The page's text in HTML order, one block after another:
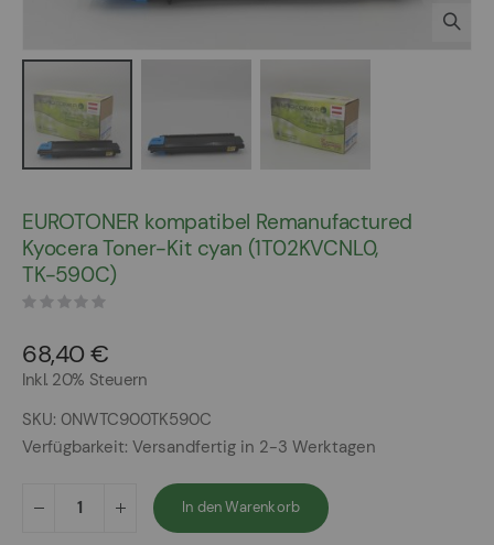
der
Bildergalerie
springen
EUROTONER kompatibel Remanufactured
Kyocera Toner-Kit cyan (1T02KVCNL0,
TK-590C)
68,40 €
Inkl. 20% Steuern
SKU 0NWTC900TK590C
Verfügbarkeit: Versandfertig in 2-3 Werktagen
In den Warenkorb